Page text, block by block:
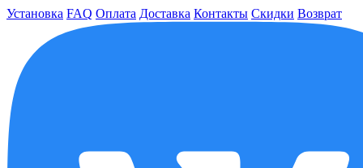
Установка FAQ Оплата Доставка Контакты Скидки Возврат